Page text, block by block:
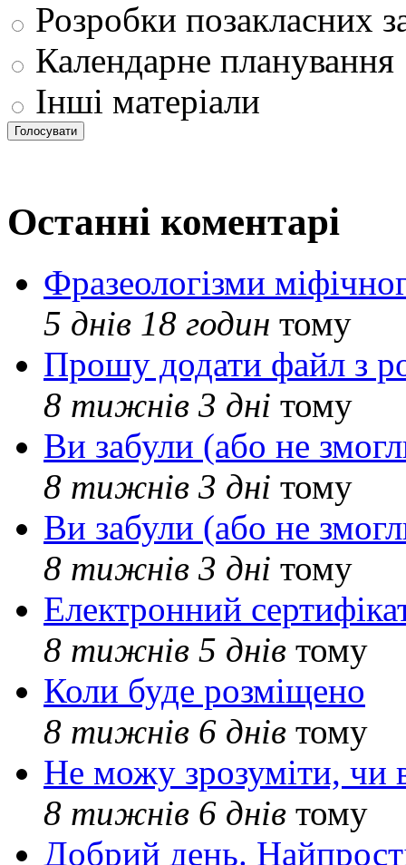
Розробки позакласних
Календарне планування
Інші матеріали
Останні коментарі
Фразеологізми
5 днів 18 годин тому
Прошу додати файл з
8 тижнів 3 дні тому
Ви забули (або не
8 тижнів 3 дні тому
Ви забули (або не
8 тижнів 3 дні тому
Електронний
8 тижнів 5 днів тому
Коли буде розміщено
8 тижнів 6 днів тому
Не можу зрозуміти, чи
8 тижнів 6 днів тому
Добрий день.